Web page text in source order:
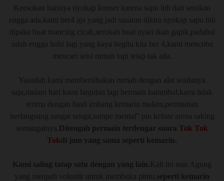
Keesokan harinya nyokap konser karena sapu lidi dan serokan
engga ada,kami ber4 aja yang jadi sasaran dikira nyokap sapu lidi
dipake buat mancing cicak,serokan buat nyari ikan gapik,padahal
udah engga hobi lagi yang kaya begitu kita ber 4,kami mencoba
mencari seisi rumah tapi tetap tak ada.
Yasudah kami membersihakan rumah dengan alat seadanya
saja,malam hari kami lanjutan lagi bermain karambol,kami tidak
terima dengan hasil imbang kemarin malam,permainan
berlangsung sangat sengit,sampe mental" pin keluar arena saking
semangatnya. Ditengah permain terdengar suara Tok Tok
Tokdi jam yang sama seperti kemarin.
Kami saling tatap satu dengan yang lain.Kali ini mas Agung
yang menjadi voluntir untuk membuka pintu, seperti kemarin